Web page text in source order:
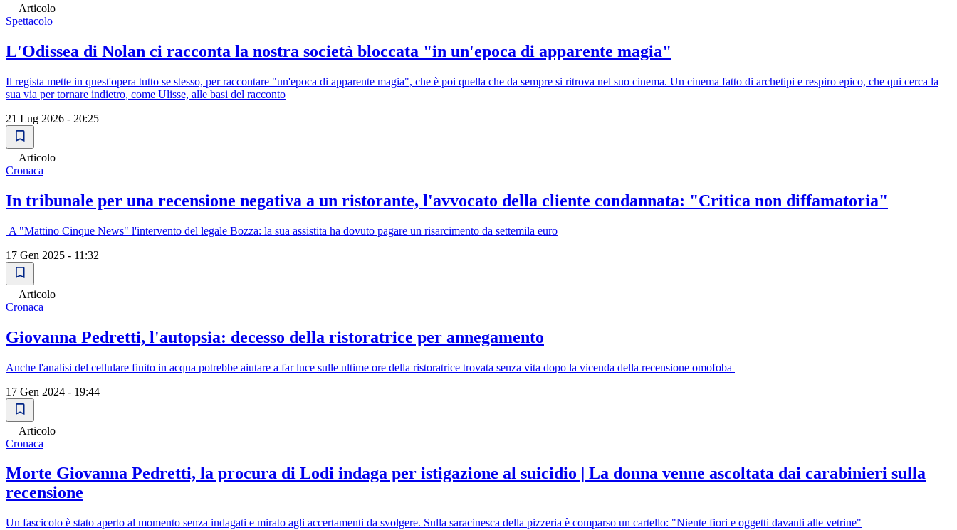
Articolo
Spettacolo
L'Odissea di Nolan ci racconta la nostra società bloccata "in un'epoca di apparente magia"
Il regista mette in quest'opera tutto se stesso, per raccontare "un'epoca di apparente magia", che è poi quella che da sempre si ritrova nel suo cinema. Un cinema fatto di archetipi e respiro epico, che qui cerca la
sua via per tornare indietro, come Ulisse, alle basi del racconto
21 Lug 2026 - 20:25
Articolo
Cronaca
In tribunale per una recensione negativa a un ristorante, l'avvocato della cliente condannata: "Critica non diffamatoria"
A "Mattino Cinque News" l'intervento del legale Bozza: la sua assistita ha dovuto pagare un risarcimento da settemila euro
17 Gen 2025 - 11:32
Articolo
Cronaca
Giovanna Pedretti, l'autopsia: decesso della ristoratrice per annegamento
Anche l'analisi del cellulare finito in acqua potrebbe aiutare a far luce sulle ultime ore della ristoratrice trovata senza vita dopo la vicenda della recensione omofoba
17 Gen 2024 - 19:44
Articolo
Cronaca
Morte Giovanna Pedretti, la procura di Lodi indaga per istigazione al suicidio | La donna venne ascoltata dai carabinieri sulla
recensione
Un fascicolo è stato aperto al momento senza indagati e mirato agli accertamenti da svolgere. Sulla saracinesca della pizzeria è comparso un cartello: "Niente fiori e oggetti davanti alle vetrine"